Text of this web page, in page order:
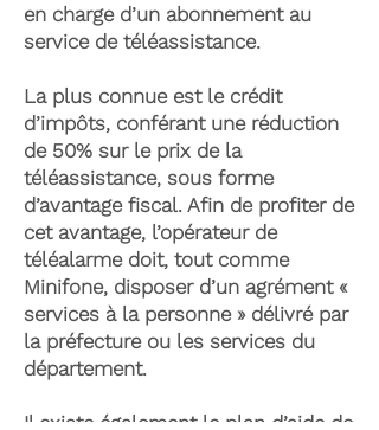
en charge d’un abonnement au
service de téléassistance.
La plus connue est le crédit
d’impôts, conférant une réduction
de 50% sur le prix de la
téléassistance, sous forme
d’avantage fiscal. Afin de profiter de
cet avantage, l’opérateur de
téléalarme doit, tout comme
Minifone, disposer d’un agrément «
services à la personne » délivré par
la préfecture ou les services du
département.
Il existe également le plan d’aide de